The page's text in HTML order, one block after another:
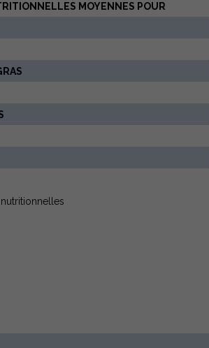
MOYENNES POUR